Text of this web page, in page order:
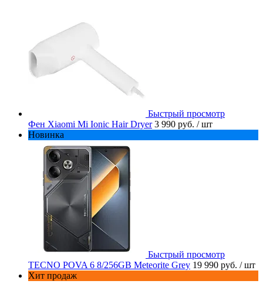
Быстрый просмотр
Фен Xiaomi Mi Ionic Hair Dryer 3 990 руб. / шт
Новинка
Быстрый просмотр
TECNO POVA 6 8/256GB Meteorite Grey 19 990 руб. / шт
Хит продаж